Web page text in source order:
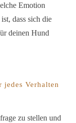
Emotion
dass sich die
deinen Hund
jedes Verhalten
zu stellen und